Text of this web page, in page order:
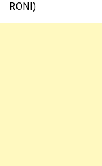
RONI)